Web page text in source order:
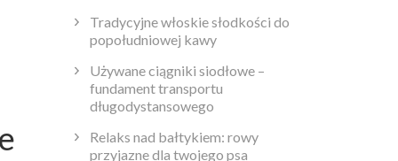
Tradycyjne włoskie słodkości do
popołudniowej kawy
Używane ciągniki siodłowe –
fundament transportu
długodystansowego
Relaks nad bałtykiem: rowy
przyjazne dla twojego psa